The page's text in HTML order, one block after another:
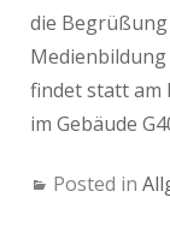
die
Medienbildung
findet statt am
im Gebäude
Posted in